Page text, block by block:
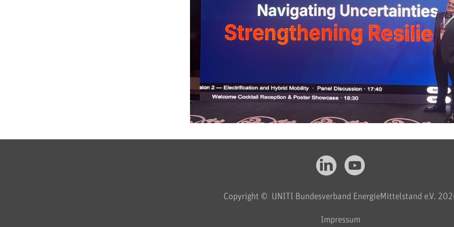
Copyright © UNITI Bundesverband EnergieMittelstand e.V.
Impressum